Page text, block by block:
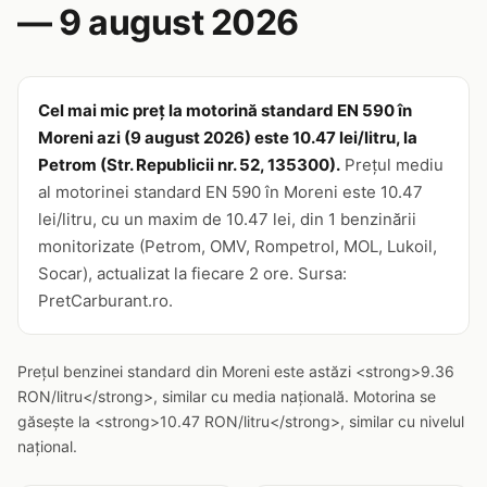
— 9 august 2026
Cel mai mic preț la motorină standard EN 590 în
Moreni azi (9 august 2026) este 10.47 lei/litru, la
Petrom (Str. Republicii nr. 52, 135300). Prețul mediu
al motorinei standard EN 590 în Moreni este 10.47
lei/litru, cu un maxim de 10.47 lei, din 1 benzinării
monitorizate (Petrom, OMV, Rompetrol, MOL, Lukoil,
Socar), actualizat la fiecare 2 ore. Sursa:
PretCarburant.ro.
Prețul benzinei standard din Moreni este astăzi <strong>9.36
RON/litru</strong>, similar cu media națională. Motorina se
găsește la <strong>10.47 RON/litru</strong>, similar cu nivelul
național.